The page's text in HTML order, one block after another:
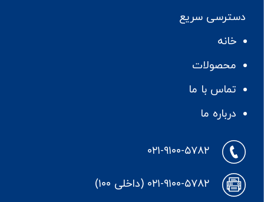
دسترسی سریع
خانه
محصولات
تماس با ما
درباره ما
۰۲۱-۹۱۰۰-۵۷۸۲
۰۲۱-۹۱۰۰-۵۷۸۲ (داخلی ۱۰۰)